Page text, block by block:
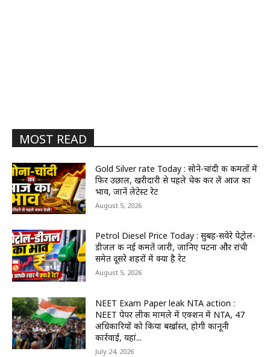
MOST READ
Gold Silver rate Today : सोने-चांदी की कीमतों में
फिर उछाल, खरीदारी से पहले चेक कर लें आज का
भाव, जानें लेटेस्ट रेट
August 5, 2026
Petrol Diesel Price Today : सुबह-सवेरे पेट्रोल-
डीजल की नई कीमतें जारी, जानिए पटना और रांची
समेत दूसरे शहरों में क्या है रेट
August 5, 2026
NEET Exam Paper leak NTA action :
NEET पेपर लीक मामले में एक्शन में NTA, 47
अधिकारियों को किया बर्खास्त, होगी कानूनी
कार्रवाई, यहां...
July 24, 2026